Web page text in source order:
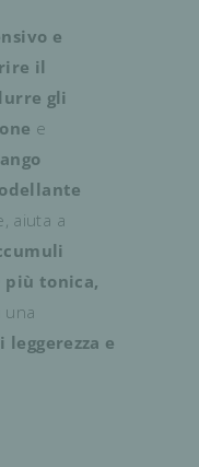
e
il
gli
e
aiuta a
più tonica,
una
e